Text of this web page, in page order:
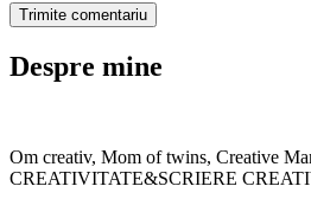
Despre mine
Om creativ, Mom of twins, Creative
CREATIVITATE&SCRIERE